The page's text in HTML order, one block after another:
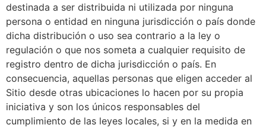
destinada a ser distribuida ni utilizada por ninguna
persona o entidad en ninguna jurisdicción o país donde
dicha distribución o uso sea contrario a la ley o
regulación o que nos someta a cualquier requisito de
registro dentro de dicha jurisdicción o país. En
consecuencia, aquellas personas que eligen acceder al
Sitio desde otras ubicaciones lo hacen por su propia
iniciativa y son los únicos responsables del
cumplimiento de las leyes locales, si y en la medida en